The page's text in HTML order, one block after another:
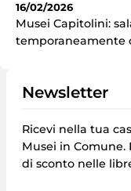
16/02/2026
Musei Capitolini:
temporaneamente
Newsletter
Ricevi nella tua
Musei in Comune.
di sconto nelle